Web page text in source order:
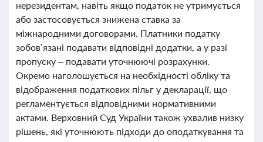
нерезидентам, навіть якщо податок не утримується
або застосовується знижена ставка за
міжнародними договорами. Платники податку
зобов’язані подавати відповідні додатки, а у разі
пропуску – подавати уточнюючі розрахунки.
Окремо наголошується на необхідності обліку та
відображення податкових пільг у декларації, що
регламентується відповідними нормативними
актами. Верховний Суд України також ухвалив низку
рішень, які уточнюють підходи до оподаткування та